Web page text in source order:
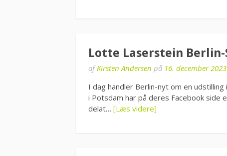
Lotte Laserstein
afKirsten Andersen på 16. december 2023
I dag handler Berlin-nyt om en
i Potsdam har på deres Facebook side
delat… [Læs videre]